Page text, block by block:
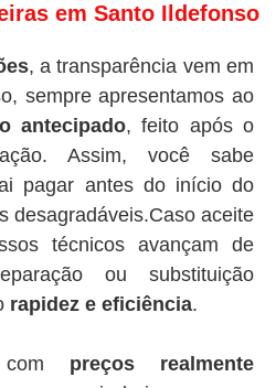
em Santo Ildefonso
, a transparência vem em
sempre apresentamos ao
antecipado, feito após o
Assim, você sabe
pagar antes do início do
desagradáveis.Caso aceite
técnicos avançam de
ou substituição
rapidez e eficiência.
com preços realmente